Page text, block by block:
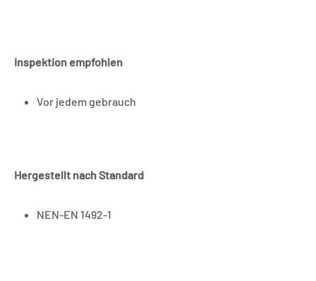
Inspektion empfohlen
Vor jedem gebrauch
Hergestellt nach Standard
NEN-EN 1492-1